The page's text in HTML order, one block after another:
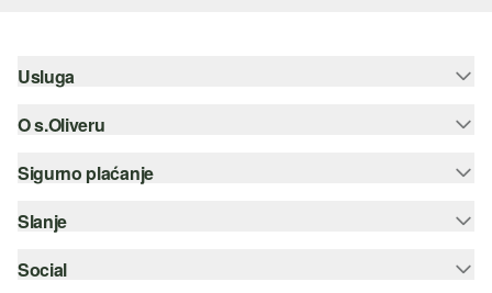
Usluga
Pomoć i česta pitanja
Savjetovanje o veličinama
Odjeća
O s.Oliveru
Newsletter
Sigurno plaćanje
Kreditna kartica
Slanje
Hrvatska pošta
Social